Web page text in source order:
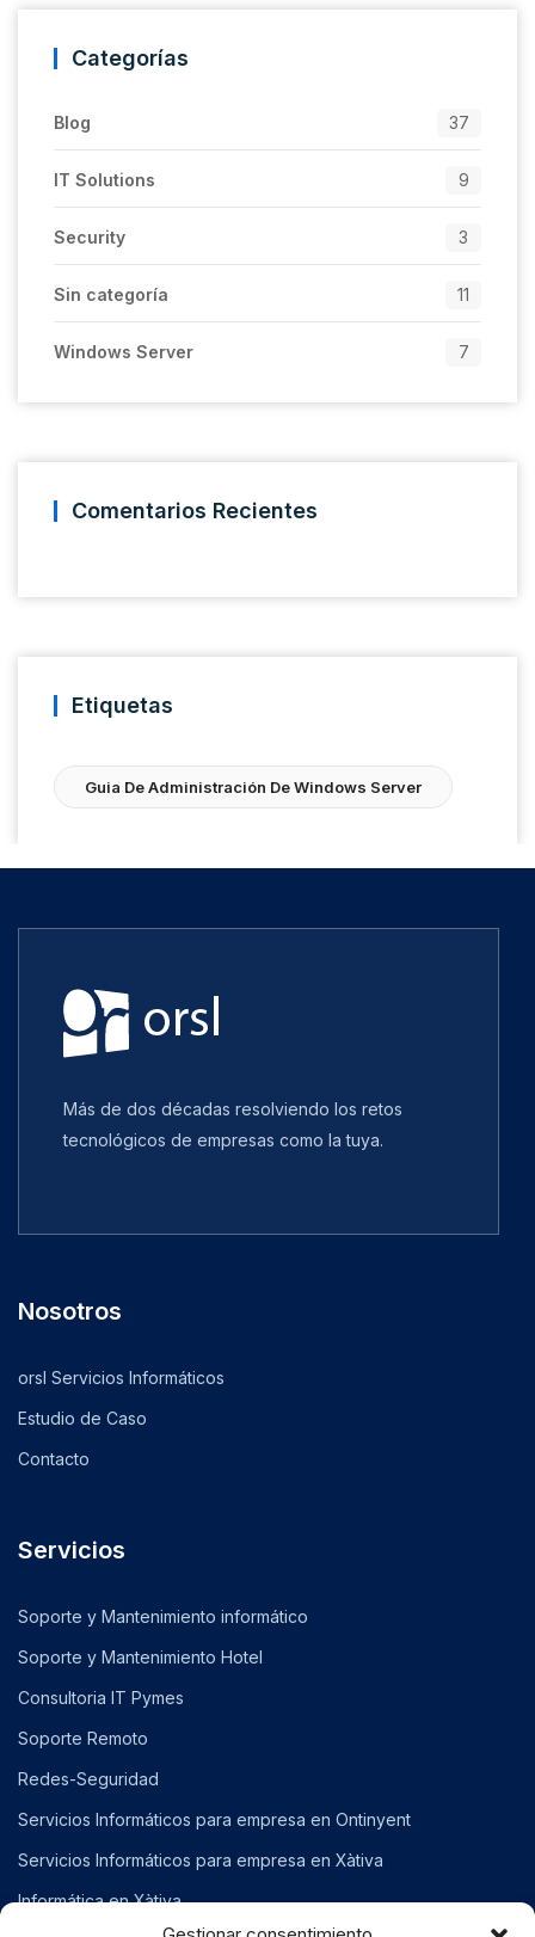
Categorías
Blog 37
IT Solutions 9
Security 3
Sin categoría 11
Windows Server 7
Comentarios Recientes
Etiquetas
Guia De Administración De Windows Server
Más de dos décadas resolviendo los retos
tecnológicos de empresas como la tuya.
Nosotros
orsl Servicios Informáticos
Estudio de Caso
Contacto
Servicios
Soporte y Mantenimiento informático
Soporte y Mantenimiento Hotel
Consultoria IT Pymes
Soporte Remoto
Redes-Seguridad
Servicios Informáticos para empresa en Ontinyent
Servicios Informáticos para empresa en Xàtiva
Informática en Xàtiva